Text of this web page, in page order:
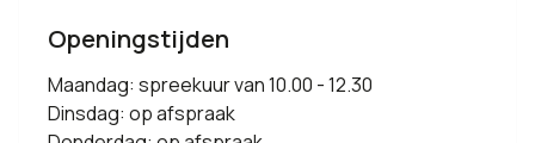
Openingstijden
Maandag: spreekuur van 10.00 - 12.30
Dinsdag: op afspraak